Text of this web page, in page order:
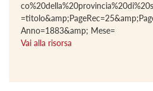
Anno=1883&amp; Mese=
Vai alla risorsa